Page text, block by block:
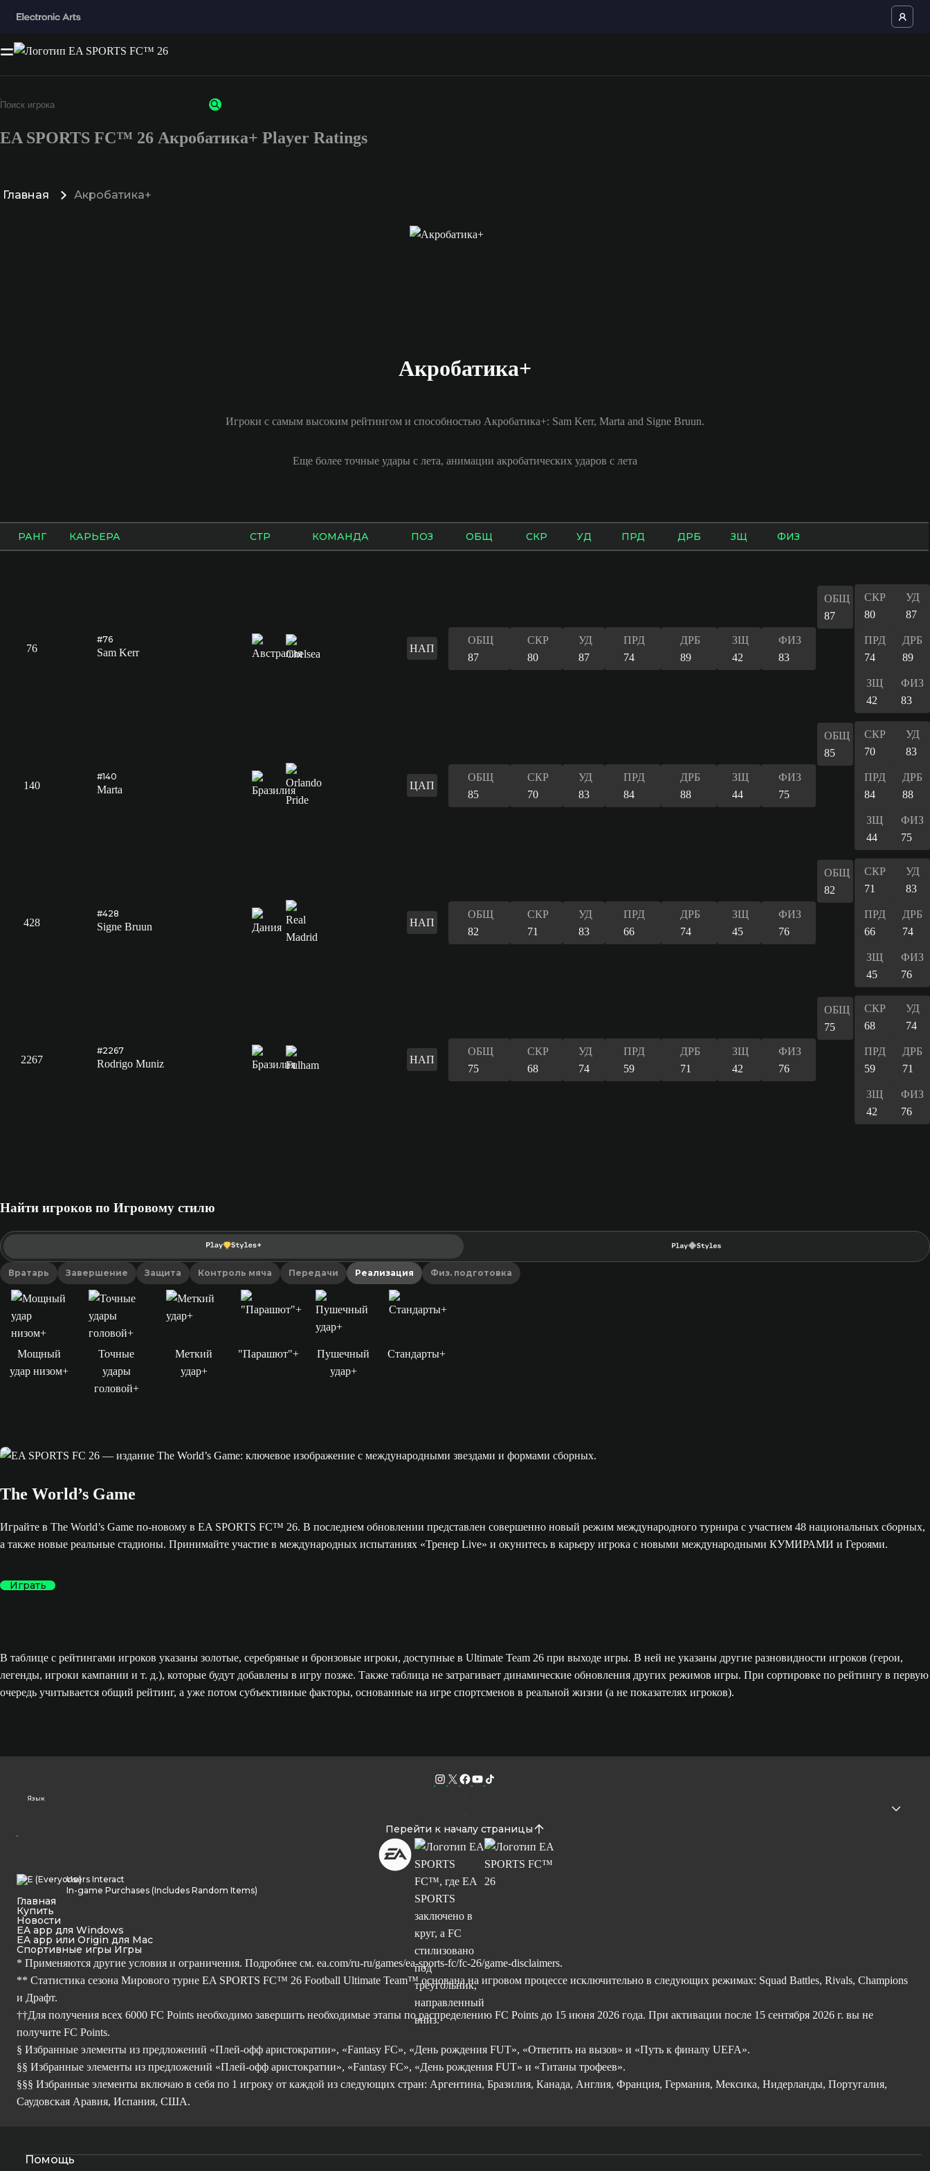
EA SPORTS FC™ 26 Акробатика+ Player Ratings
Главная Акробатика+
Акробатика+
Игроки с самым высоким рейтингом и способностью Акробатика+: Sam Kerr, Marta and Signe Bruun.
Еще более точные удары с лета, анимации акробатических ударов с лета
РАНГ КАРЬЕРА СТР КОМАНДА ПОЗ ОБЩ СКР УД ПРД ДРБ ЗЩ ФИЗ
76
#76
Sam Kerr НАП
ОБЩ
87
СКР
80
УД
87
ПРД
74
ДРБ
89
ЗЩ
42
ФИЗ
83
ОБЩ
87
СКР
80
УД
87
ПРД
74
ДРБ
89
ЗЩ
42
ФИЗ
83
140
#140
Marta ЦАП
ОБЩ
85
СКР
70
УД
83
ПРД
84
ДРБ
88
ЗЩ
44
ФИЗ
75
ОБЩ
85
СКР
70
УД
83
ПРД
84
ДРБ
88
ЗЩ
44
ФИЗ
75
428
#428
Signe Bruun НАП
ОБЩ
82
СКР
71
УД
83
ПРД
66
ДРБ
74
ЗЩ
45
ФИЗ
76
ОБЩ
82
СКР
71
УД
83
ПРД
66
ДРБ
74
ЗЩ
45
ФИЗ
76
2267
#2267
Rodrigo Muniz НАП
ОБЩ
75
СКР
68
УД
74
ПРД
59
ДРБ
71
ЗЩ
42
ФИЗ
76
ОБЩ
75
СКР
68
УД
74
ПРД
59
ДРБ
71
ЗЩ
42
ФИЗ
76
Найти игроков по Игровому стилю
Вратарь Завершение Защита Контроль мяча Передачи Реализация Физ. подготовка
Мощный
удар низом+
Точные
удары
головой+
Меткий
удар+
"Парашют"+
Пушечный
удар+
Стандарты+
The World’s Game
Играйте в The World’s Game по-новому в EA SPORTS FC™ 26. В последнем обновлении представлен совершенно новый режим международного турнира с участием 48 национальных сборных,
а также новые реальные стадионы. Принимайте участие в международных испытаниях «Тренер Live» и окунитесь в карьеру игрока с новыми международными КУМИРАМИ и Героями.
Играть
В таблице с рейтингами игроков указаны золотые, серебряные и бронзовые игроки, доступные в Ultimate Team 26 при выходе игры. В ней не указаны другие разновидности игроков (герои,
легенды, игроки кампании и т. д.), которые будут добавлены в игру позже. Также таблица не затрагивает динамические обновления других режимов игры. При сортировке по рейтингу в первую
очередь учитывается общий рейтинг, а уже потом субъективные факторы, основанные на игре спортсменов в реальной жизни (а не показателях игроков).
Язык
Перейти к началу страницы
Users Interact
In-game Purchases (Includes Random Items)
Главная
Купить
Новости
EA app для Windows
EA app или Origin для Mac
Спортивные игры Игры
* Применяются другие условия и ограничения. Подробнее см. ea.com/ru-ru/games/ea-sports-fc/fc-26/game-disclaimers.
** Статистика сезона Мирового турне EA SPORTS FC™ 26 Football Ultimate Team™ основана на игровом процессе исключительно в следующих режимах: Squad Battles, Rivals, Champions
и Драфт.
††Для получения всех 6000 FC Points необходимо завершить необходимые этапы по распределению FC Points до 15 июня 2026 года. При активации после 15 сентября 2026 г. вы не
получите FC Points.
§ Избранные элементы из предложений «Плей-офф аристократии», «Fantasy FC», «День рождения FUT», «Ответить на вызов» и «Путь к финалу UEFA».
§§ Избранные элементы из предложений «Плей-офф аристократии», «Fantasy FC», «День рождения FUT» и «Титаны трофеев».
§§§ Избранные элементы включаю в себя по 1 игроку от каждой из следующих стран: Аргентина, Бразилия, Канада, Англия, Франция, Германия, Мексика, Нидерланды, Португалия,
Саудовская Аравия, Испания, США.
Помощь